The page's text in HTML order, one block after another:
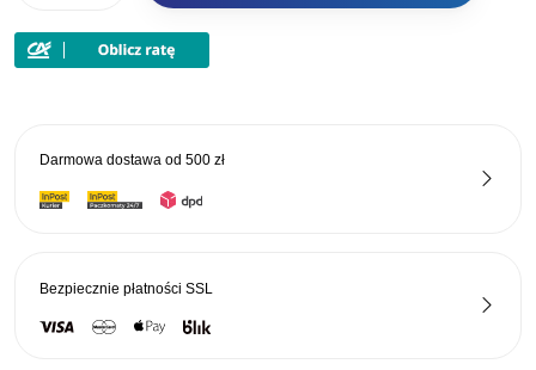
HM80
0,18Darmowa dostawa od 500 zł
Bezpiecznie płatności SSL